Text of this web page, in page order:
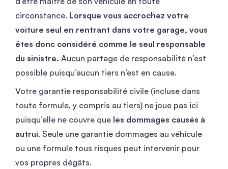
circonstance. Lorsque vous accrochez votre
voiture seul en rentrant dans votre garage, vous
êtes donc considéré comme le seul responsable
du sinistre. Aucun partage de responsabilité n’est
possible puisqu’aucun tiers n’est en cause.
Votre garantie responsabilité civile (incluse dans
toute formule, y compris au tiers) ne joue pas ici
puisqu’elle ne couvre que les dommages causés à
autrui. Seule une garantie dommages au véhicule
ou une formule tous risques peut intervenir pour
vos propres dégâts.